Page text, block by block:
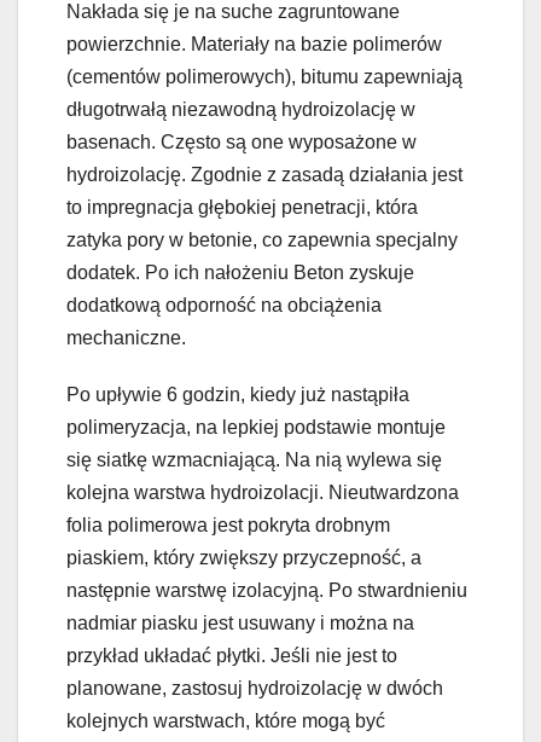
Nakłada się je na suche zagruntowane
powierzchnie. Materiały na bazie polimerów
(cementów polimerowych), bitumu zapewniają
długotrwałą niezawodną hydroizolację w
basenach. Często są one wyposażone w
hydroizolację. Zgodnie z zasadą działania jest
to impregnacja głębokiej penetracji, która
zatyka pory w betonie, co zapewnia specjalny
dodatek. Po ich nałożeniu Beton zyskuje
dodatkową odporność na obciążenia
mechaniczne.
Po upływie 6 godzin, kiedy już nastąpiła
polimeryzacja, na lepkiej podstawie montuje
się siatkę wzmacniającą. Na nią wylewa się
kolejna warstwa hydroizolacji. Nieutwardzona
folia polimerowa jest pokryta drobnym
piaskiem, który zwiększy przyczepność, a
następnie warstwę izolacyjną. Po stwardnieniu
nadmiar piasku jest usuwany i można na
przykład układać płytki. Jeśli nie jest to
planowane, zastosuj hydroizolację w dwóch
kolejnych warstwach, które mogą być